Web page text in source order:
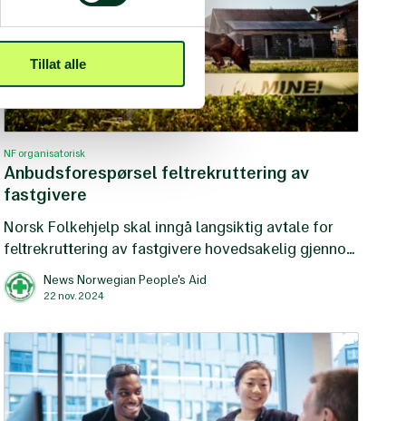
Tillat alle
NF organisatorisk
Anbudsforespørsel feltrekruttering av
fastgivere
Norsk Folkehjelp skal inngå langsiktig avtale for
feltrekruttering av fastgivere hovedsakelig gjennom
dør til dør metoden.
News Norwegian People's Aid
22 nov. 2024